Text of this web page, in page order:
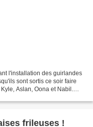
l'installation des guirlandes
sont sortis ce soir faire
Aslan, Oona et Nabil.
frileuses !